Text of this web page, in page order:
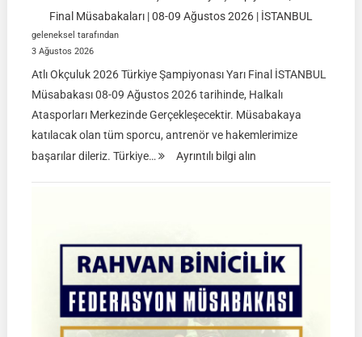
Final Müsabakaları | 08-09 Ağustos 2026 | İSTANBUL
geleneksel tarafından
3 Ağustos 2026
Atlı Okçuluk 2026 Türkiye Şampiyonası Yarı Final İSTANBUL
Müsabakası 08-09 Ağustos 2026 tarihinde, Halkalı
Atasporları Merkezinde Gerçekleşecektir. Müsabakaya
katılacak olan tüm sporcu, antrenör ve hakemlerimize
başarılar dileriz. Türkiye…
Ayrıntılı bilgi alın:
Türkiye
Şampiyonası
Yarı